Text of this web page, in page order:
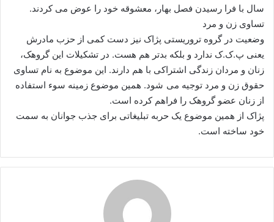
سال با فرا رسیدن فصل بهار، معشوقه خود را عوض می‌ کردند.
تساوی زن و مرد
وضعیت در گروه تروریستی پژاک نیز دست کمی از حزب مادرش
یعنی پ.ک.ک ندارد و بلکه بدتر هم هست. در تشکیلات این گروهک،
زنان و مردان زندگی اشتراکی با هم دارند. این موضوع به نام تساوی
حقوق زن و مرد توجیه می شود. همین موضوع زمینه سوء استفاده
از زنان عضو گروهک را فراهم کرده است.
پژاک از همین موضوع یک حربه تبلیغاتی برای جذب جوانان به سمت
خود ساخته است.